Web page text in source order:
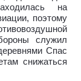
на
поэтому
служил
Спас
снижаться